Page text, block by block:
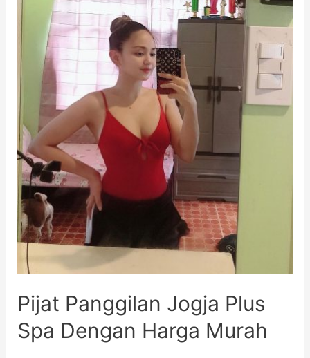
Pijat Panggilan Jogja Plus
Spa Dengan Harga Murah